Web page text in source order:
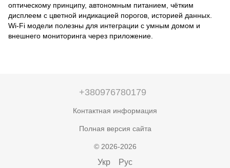
оптическому принципу, автономным питанием, чётким
дисплеем с цветной индикацией порогов, историей данных.
Wi-Fi модели полезны для интеграции с умным домом и
внешнего мониторинга через приложение.
+380976780179
Контактная информация
Полная версия сайта
© 2026-2026
Укр Рус